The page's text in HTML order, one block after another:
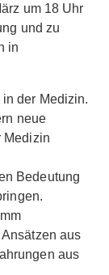
um 18 Uhr
und zu
in
der Medizin.
neue
Medizin
Bedeutung
aus
aus